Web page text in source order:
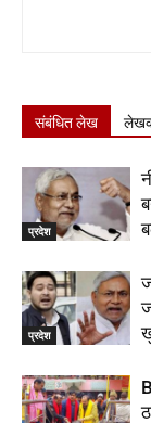
संबंधित लेख
प्रदेश
प्रदेश